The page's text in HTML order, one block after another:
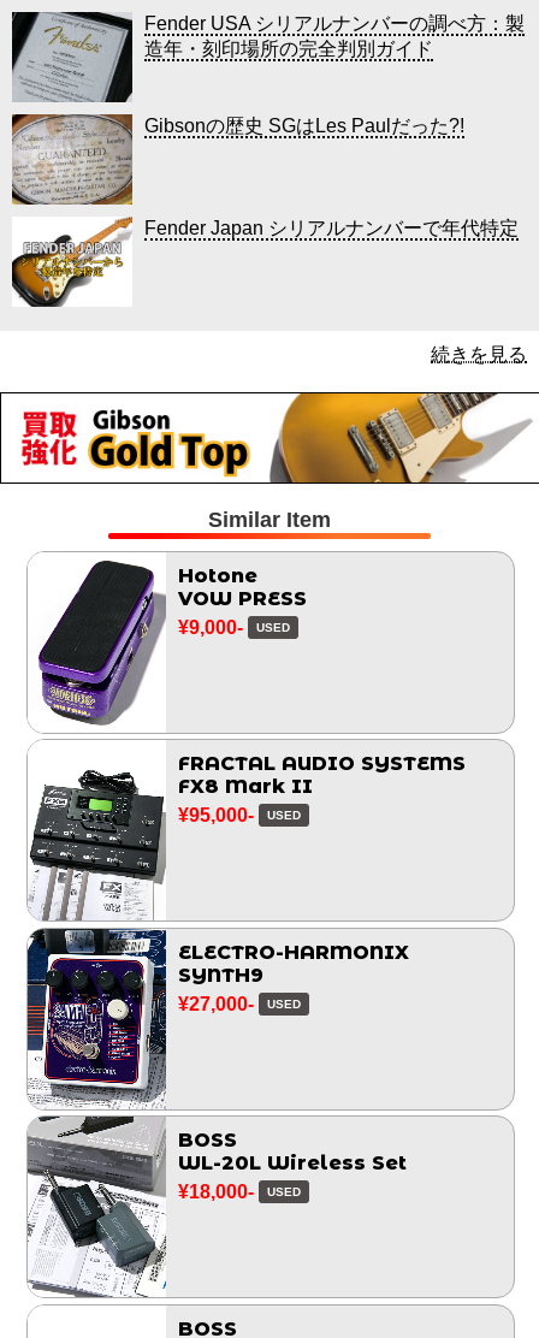
Fender USA シリアルナンバーの調べ方：製
造年・刻印場所の完全判別ガイド
Gibsonの歴史 SGはLes Paulだった?!
Fender Japan シリアルナンバーで年代特定
続きを見る
Similar Item
Hotone
VOW PRESS
¥9,000- USED
FRACTAL AUDIO SYSTEMS
FX8 Mark II
¥95,000- USED
ELECTRO-HARMONIX
SYNTH9
¥27,000- USED
BOSS
WL-20L Wireless Set
¥18,000- USED
BOSS